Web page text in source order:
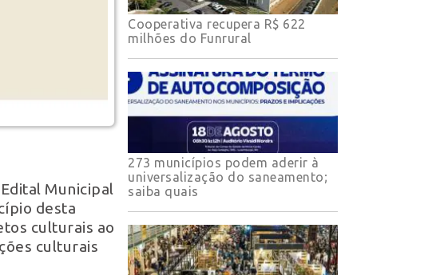
Municipal
desta
culturais ao
culturais
Cooperativa recupera R$ 622
milhões do Funrural
273 municípios podem aderir à
universalização do saneamento;
saiba quais